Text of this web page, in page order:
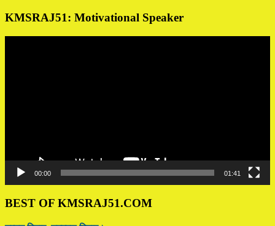
KMSRAJ51: Motivational Speaker
00:00 01:41
BEST OF KMSRAJ51.COM